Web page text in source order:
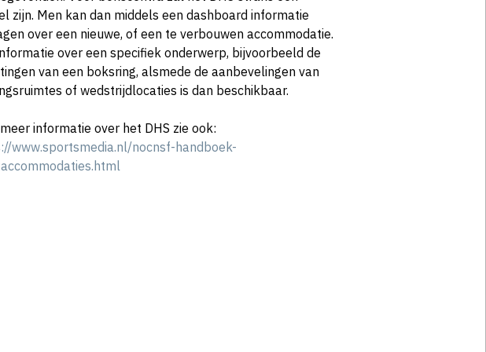
zijn. Men kan dan middels een dashboard informatie
over een nieuwe, of een te verbouwen accommodatie.
over een specifiek onderwerp, bijvoorbeeld de
van een boksring, alsmede de aanbevelingen van
of wedstrijdlocaties is dan beschikbaar.
informatie over het DHS zie ook:
www.sportsmedia.nl/nocnsf-handboek-